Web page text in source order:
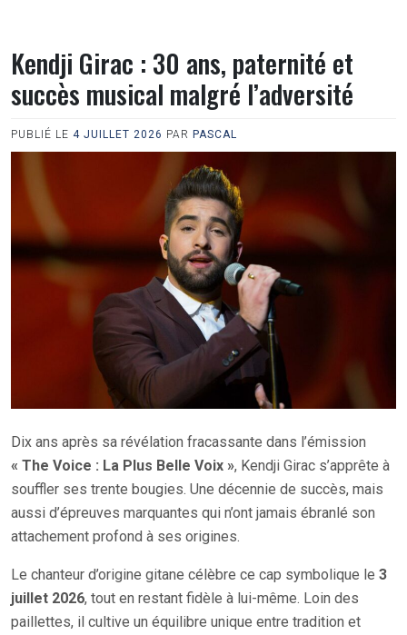
Kendji Girac : 30 ans, paternité et
succès musical malgré l’adversité
PUBLIÉ LE 4 JUILLET 2026 PAR PASCAL
Dix ans après sa révélation fracassante dans l’émission
« The Voice : La Plus Belle Voix », Kendji Girac s’apprête à
souffler ses trente bougies. Une décennie de succès, mais
aussi d’épreuves marquantes qui n’ont jamais ébranlé son
attachement profond à ses origines.
Le chanteur d’origine gitane célèbre ce cap symbolique le 3
juillet 2026, tout en restant fidèle à lui-même. Loin des
paillettes, il cultive un équilibre unique entre tradition et